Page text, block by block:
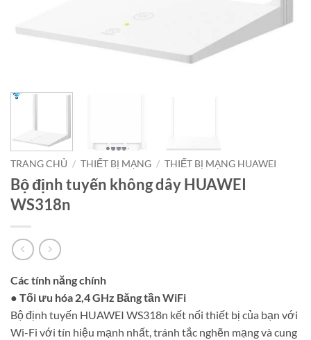
TRANG CHỦ / THIẾT BỊ MẠNG / THIẾT BỊ MẠNG HUAWEI
Bộ định tuyến không dây HUAWEI
WS318n
Các tính năng chính
● Tối ưu hóa 2,4 GHz Băng tần WiFi
Bộ định tuyến HUAWEI WS318n kết nối thiết bị của bạn với
Wi-Fi với tín hiệu mạnh nhất, tránh tắc nghẽn mạng và cung